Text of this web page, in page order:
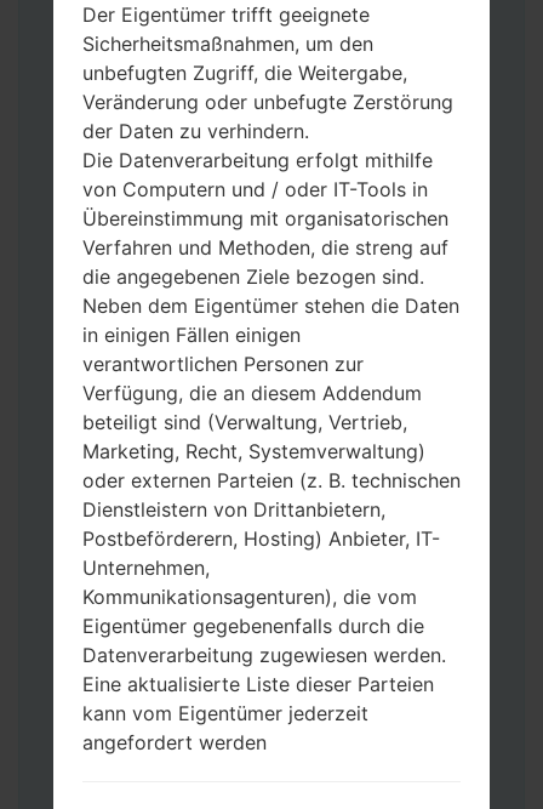
Laden Sie auf Ihren PC:
Version herunter.
Dann laden Sie die Firmware-Datei
herunter und entpacken Sie sie.
Sie brauchen 1(wählen Sie hier 1 Firmware-
Datei aus) oder 5 (wählen Sie 5 Firmware-
Dateien aus) Firmware-Dateien:
AP: „System & Recovery“
CP: „Modem & Radio“
CSC_***: „Country & Region & Operator“
HOME_CSC_***: „Country & Region &
Operator“
Fügen Sie dem Programm Odin 3 alle
Dateien hinzu.
Wenn Sie das Telefon flashen und auf die
Der Eigentümer trifft geeignete
Sicherheitsmaßnahmen, um den
unbefugten Zugriff, die Weitergabe,
Veränderung oder unbefugte Zerstörung
der Daten zu verhindern.
Die Datenverarbeitung erfolgt mithilfe
von Computern und / oder IT-Tools in
Übereinstimmung mit organisatorischen
Verfahren und Methoden, die streng auf
die angegebenen Ziele bezogen sind.
Neben dem Eigentümer stehen die Daten
in einigen Fällen einigen
verantwortlichen Personen zur
Verfügung, die an diesem Addendum
beteiligt sind (Verwaltung, Vertrieb,
Marketing, Recht, Systemverwaltung)
oder externen Parteien (z. B. technischen
Dienstleistern von Drittanbietern,
Postbeförderern, Hosting) Anbieter, IT-
Unternehmen,
Kommunikationsagenturen), die vom
Eigentümer gegebenenfalls durch die
Datenverarbeitung zugewiesen werden.
Eine aktualisierte Liste dieser Parteien
kann vom Eigentümer jederzeit
angefordert werden